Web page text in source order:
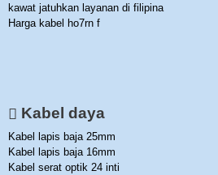
kawat jatuhkan layanan di filipina
Harga kabel ho7rn f
Kabel daya
Kabel lapis baja 25mm
Kabel lapis baja 16mm
Kabel serat optik 24 inti